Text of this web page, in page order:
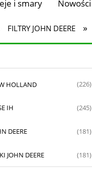
i smary Nowości
FILTRY JOHN DEERE »
HOLLAND (226)
IH (245)
DEERE (181)
JOHN DEERE (181)